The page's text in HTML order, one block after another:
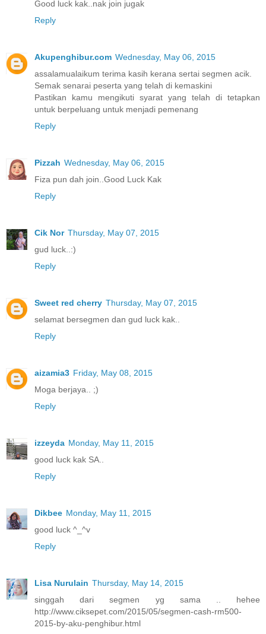
Good luck kak..nak join jugak
Reply
Akupenghibur.com Wednesday, May 06, 2015
assalamualaikum terima kasih kerana sertai segmen acik.
Semak senarai peserta yang telah di kemaskini
Pastikan kamu mengikuti syarat yang telah di tetapkan
untuk berpeluang untuk menjadi pemenang
Reply
Pizzah Wednesday, May 06, 2015
Fiza pun dah join..Good Luck Kak
Reply
Cik Nor Thursday, May 07, 2015
gud luck..:)
Reply
Sweet red cherry Thursday, May 07, 2015
selamat bersegmen dan gud luck kak..
Reply
aizamia3 Friday, May 08, 2015
Moga berjaya.. ;)
Reply
izzeyda Monday, May 11, 2015
good luck kak SA..
Reply
Dikbee Monday, May 11, 2015
good luck ^_^v
Reply
Lisa Nurulain Thursday, May 14, 2015
singgah dari segmen yg sama .. hehee
http://www.ciksepet.com/2015/05/segmen-cash-rm500-
2015-by-aku-penghibur.html